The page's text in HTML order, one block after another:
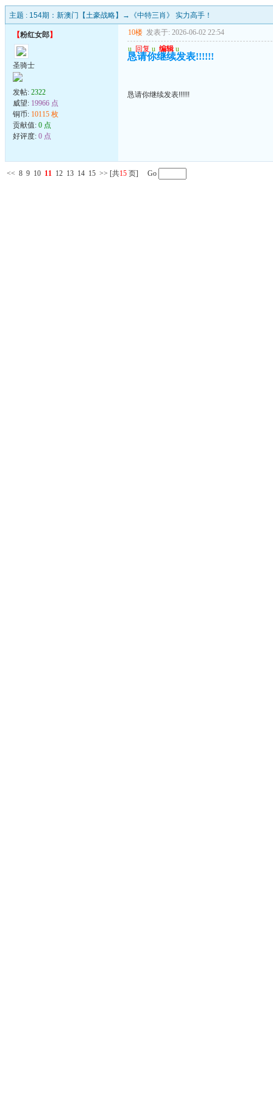
主题 : 154期：新澳门【土豪战略】→《中特三肖》 实力高手！
【粉红女郎】
圣骑士
发帖: 2322
威望: 19966 点
铜币: 10115 枚
贡献值: 0 点
好评度: 0 点
10楼 发表于: 2026-06-02 22:54
u 回复 u 编辑 u
恳请你继续发表!!!!!!
恳请你继续发表!!!!!!
<< 8 9 10 11 12 13 14 15 >> [共15 页] Go